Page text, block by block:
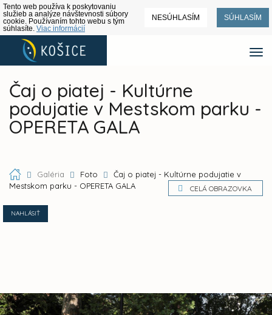
Tento web používa k poskytovaniu
služieb a analýze návštevnosti súbory
cookie. Používaním tohto webu s tým
súhlasíte. Viac informácií
NESÚHLASÍM SÚHLASÍM
Čaj o piatej - Kultúrne
podujatie v Mestskom parku -
OPERETA GALA
Galéria Foto
Čaj o piatej - Kultúrne podujatie v
Mestskom parku - OPERETA GALA
CELÁ OBRAZOVKA
NAHLÁSIŤ